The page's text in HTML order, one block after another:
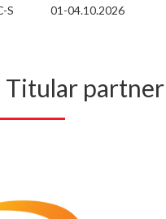
S 01-04.10.2026
Titular partner